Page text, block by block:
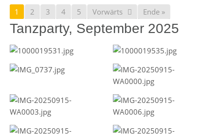
1 2 3 4 5 Vorwärts Ende »
Tanzparty, September 2025